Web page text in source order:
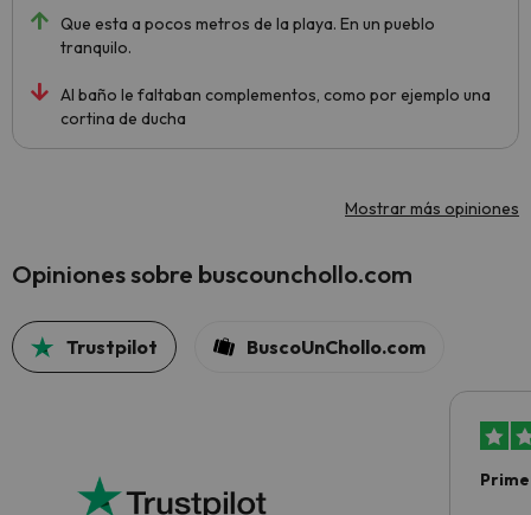
Que esta a pocos metros de la playa. En un pueblo
tranquilo.
Al baño le faltaban complementos, como por ejemplo una
cortina de ducha
Mostrar más opiniones
Opiniones sobre buscounchollo.com
Trustpilot BuscoUnChollo.com